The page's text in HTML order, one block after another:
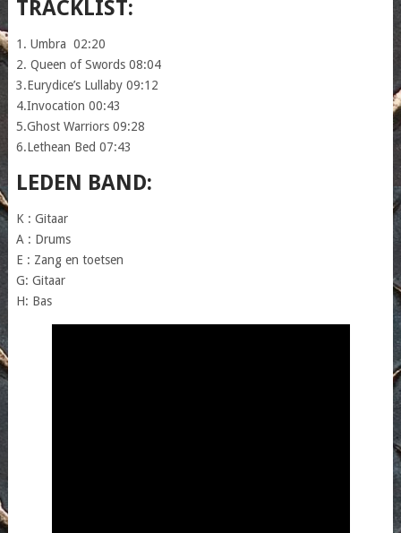
TRACKLIST:
1. Umbra 02:20
2. Queen of Swords 08:04
3.Eurydice’s Lullaby 09:12
4.Invocation 00:43
5.Ghost Warriors 09:28
6.Lethean Bed 07:43
LEDEN BAND:
K : Gitaar
A : Drums
E : Zang en toetsen
G: Gitaar
H: Bas